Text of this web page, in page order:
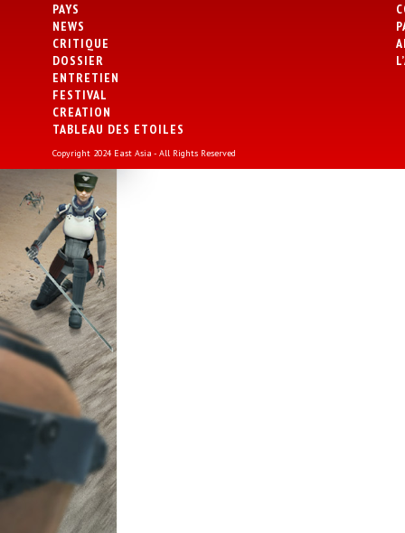
PAYS
NEWS
CRITIQUE
DOSSIER
ENTRETIEN
FESTIVAL
CREATION
TABLEAU DES ETOILES
Copyright 2024 East Asia - All Rights Reserved